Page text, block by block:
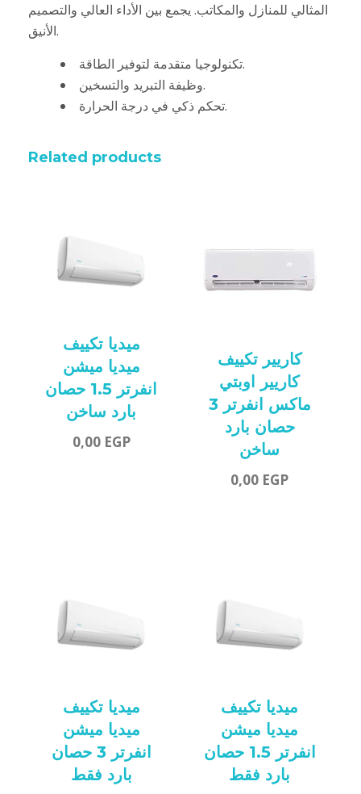
المثالي للمنازل والمكاتب. يجمع بين الأداء العالي والتصميم
الأنيق.
تكنولوجيا متقدمة لتوفير الطاقة.
وظيفة التبريد والتسخين.
تحكم ذكي في درجة الحرارة.
Related products
ميديا تكييف
ميديا ميشن
انفرتر 1.5 حصان
بارد ساخن
0,00 EGP
كاريير تكييف
كاريير اوبتي
ماكس انفرتر 3
حصان بارد
ساخن
0,00 EGP
ميديا تكييف
ميديا ميشن
انفرتر 3 حصان
بارد فقط
ميديا تكييف
ميديا ميشن
انفرتر 1.5 حصان
بارد فقط